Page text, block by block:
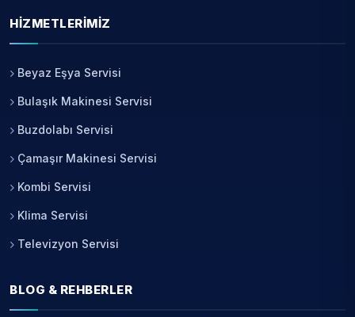
HIZMETLERIMIZ
Beyaz Eşya Servisi
Bulaşık Makinesi Servisi
Buzdolabı Servisi
Çamaşır Makinesi Servisi
Kombi Servisi
Klima Servisi
Televizyon Servisi
BLOG & REHBERLER